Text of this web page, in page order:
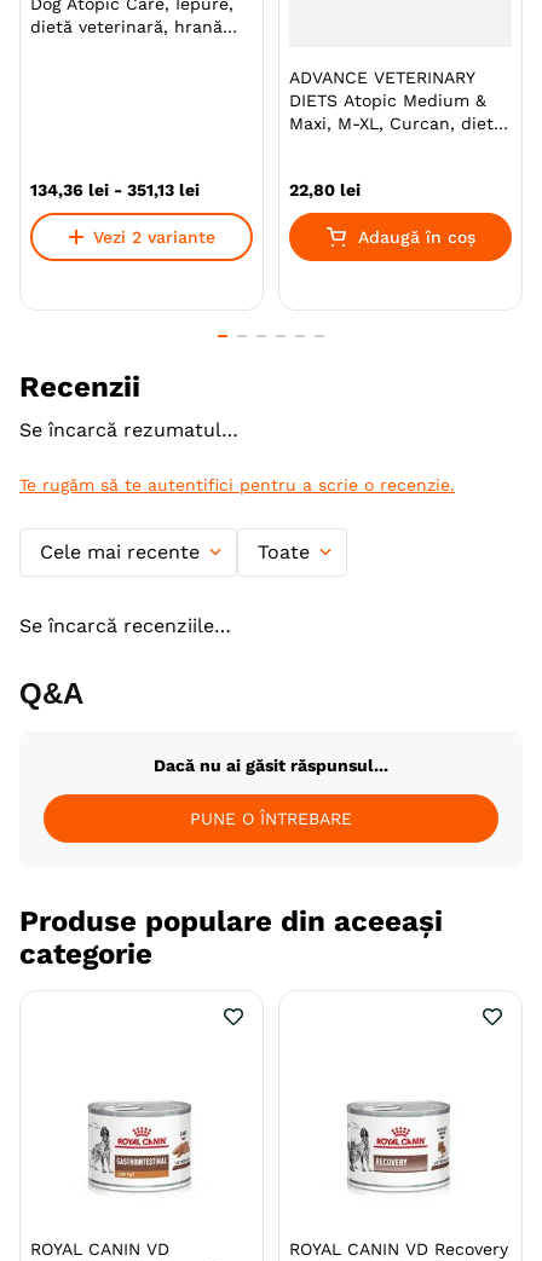
Formulă nouă cu antioxidanți naturali. Fără coloranți
și fără conservanți. Ajută la întărirea imunității
Specie Caini
Talie Medie (M) Mare (L)
Calitate Hrana
Monoproteic
Producator
dietă veterinară, hrană
134,36 lei - 351,13 lei
Vezi 2 variante
ADVANCE VETERINARY
DIETS Atopic Medium &
Maxi, M-XL, Curcan, dietă
& blană, (pate), 400g
22,80 lei
Adaugă în coș
Recenzii
Se încarcă rezumatul…
Te rugăm să te autentifici pentru a scrie o recenzie.
Cele mai recente Toate
Se încarcă recenziile…
Q&A
Dacă nu ai găsit răspunsul...
PUNE O ÎNTREBARE
Produse populare din aceeași
categorie
ROYAL CANIN VD
ROYAL CANIN VD Recovery